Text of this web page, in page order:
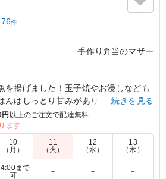
76件
手作り弁当のマザー
を揚げました！玉子焼やお浸しなども
んはしっとり甘みがあり、メインと副
！是非ご賞味ください
、副菜の内容が変わる場合がござい
…続きを見る
以上のご注文で配達無料
ます
10
（月）
11
（火）
12
（水）
13
（木）
まで
可
－ － －